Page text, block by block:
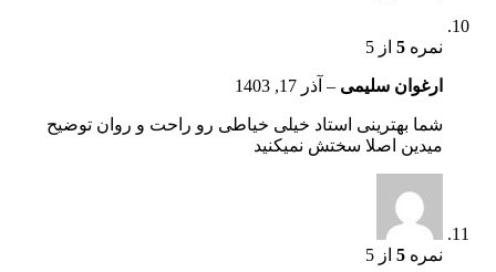
نمره 5 از 5
ارغوان سلیمی – آذر 17, 1403
شما بهترینی استاد خیلی خیاطی رو راحت و روان توضیح
میدین اصلا سختش نمیکنید
نمره 5 از 5